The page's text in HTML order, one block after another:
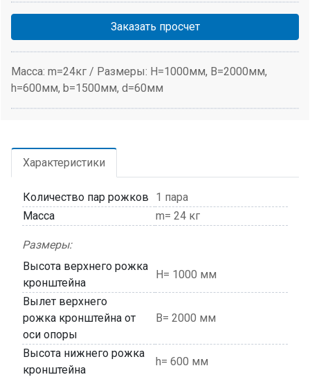
Заказать просчет
Масса: m=24кг / Размеры: H=1000мм, В=2000мм,
h=600мм, b=1500мм, d=60мм
Характеристики
Количество пар рожков
1 пара
Масса
m= 24 кг
Размеры:
Высота верхнего рожка
кронштейна
H= 1000 мм
Вылет верхнего
рожка кронштейна от
оси опоры
В= 2000 мм
Высота нижнего рожка
кронштейна
h= 600 мм